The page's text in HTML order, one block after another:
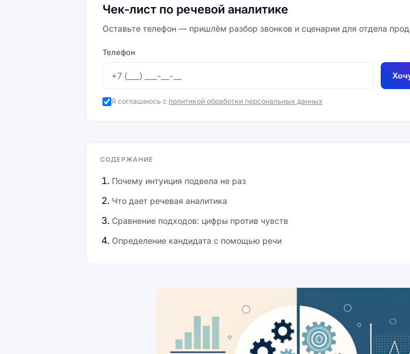
Чек-лист по речевой аналитике
Оставьте телефон — пришлём разбор звонков и сценарии для отдела
Телефон
Я соглашаюсь с политикой обработки персональных данных
СОДЕРЖАНИЕ
Почему интуиция подвела не раз
Что дает речевая аналитика
Сравнение подходов: цифры против чувств
Определение кандидата с помощью речи